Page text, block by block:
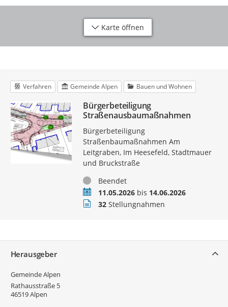
Karte öffnen
Verfahren Gemeinde Alpen Bauen und Wohnen
Bürgerbeteiligung
Straßenausbaumaßnahmen
Bürgerbeteiligung
Straßenbaumaßnahmen Am
Leitgraben, Im Heesefeld, Stadtmauer
und Bruckstraße
StatusBeendet
Zeitraum11.05.2026bis 14.06.2026
Stellungnahmen
32Stellungnahmen
Herausgeber
Gemeinde Alpen
Rathausstraße 5
46519Alpen